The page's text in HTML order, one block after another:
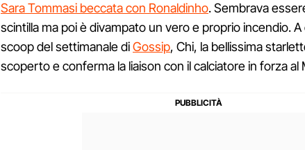
Sara Tommasi beccata con Ronaldinho. Sembrava
scintilla ma poi è divampato un vero e proprio incendio.
scoop del settimanale diGossip, Chi, la bellissima
scoperto e conferma la liaison con il calciatore in forza al